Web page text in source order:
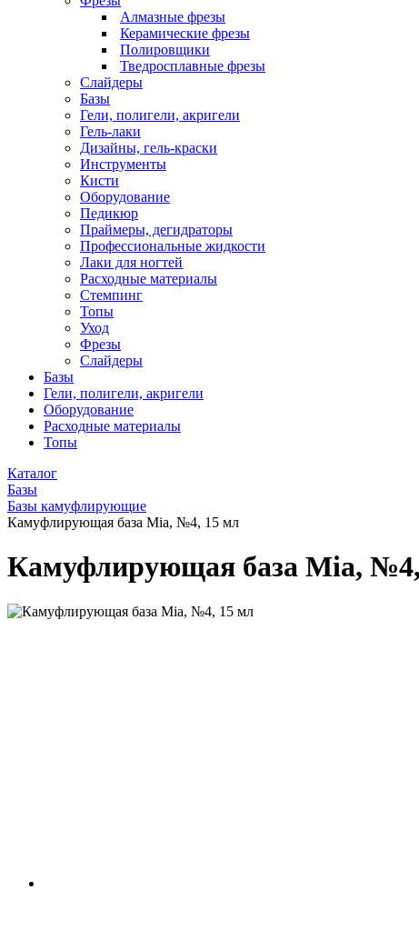
Алмазные фрезы
Керамические фрезы
Полировщики
Тведросплавные фрезы
Слайдеры
Базы
Гели, полигели, акригели
Гель-лаки
Дизайны, гель-краски
Инструменты
Кисти
Оборудование
Педикюр
Праймеры, дегидраторы
Профессиональные жидкости
Лаки для ногтей
Расходные материалы
Стемпинг
Топы
Уход
Фрезы
Слайдеры
Базы
Гели, полигели, акригели
Оборудование
Расходные материалы
Топы
Каталог
Базы
Базы камуфлирующие
Камуфлирующая база Mia, №4, 15 мл
Камуфлирующая база Mia,